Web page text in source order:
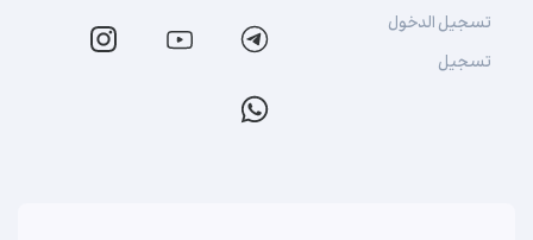
تسجيل الدخول
تسجيل